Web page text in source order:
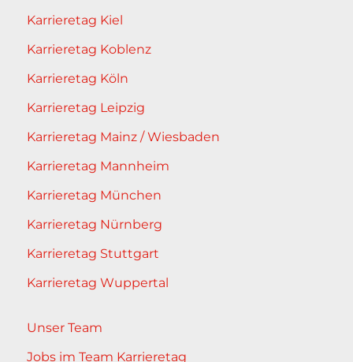
Karrieretag Kiel
Karrieretag Koblenz
Karrieretag Köln
Karrieretag Leipzig
Karrieretag Mainz / Wiesbaden
Karrieretag Mannheim
Karrieretag München
Karrieretag Nürnberg
Karrieretag Stuttgart
Karrieretag Wuppertal
Unser Team
Jobs im Team Karrieretag